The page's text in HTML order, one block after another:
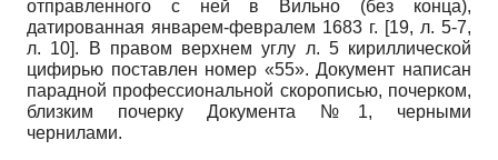
отправленного с ней в Вильно (без конца),
датированная январем-февралем 1683 г. [19, л. 5-7,
л. 10]. В правом верхнем углу л. 5 кириллической
цифирью поставлен номер «55». Документ написан
парадной профессиональной скорописью, почерком,
близким почерку Документа №1, черными
чернилами.